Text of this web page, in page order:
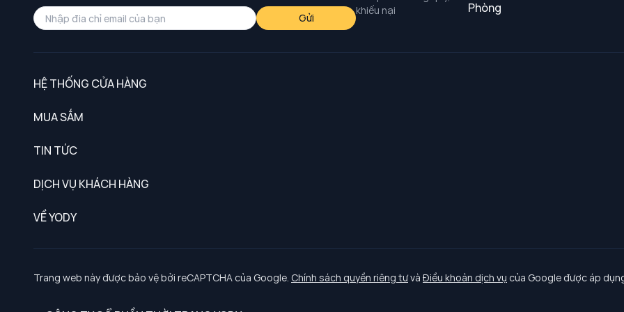
khiếu nại
Phòng
Gửi
HỆ THỐNG CỬA HÀNG
MUA SẮM
TIN TỨC
DỊCH VỤ KHÁCH HÀNG
Chính sách khách hàng thân thiết
Chính sách bảo vệ dữ liệu cá nhân
Chính sách thanh toán, giao nhận
VỀ YODY
Tuyển dụng
Trang web này được bảo vệ bởi reCAPTCHA của Google. Chính sách quyền riêng tưvà Điều khoản dịch vụ của Google được áp